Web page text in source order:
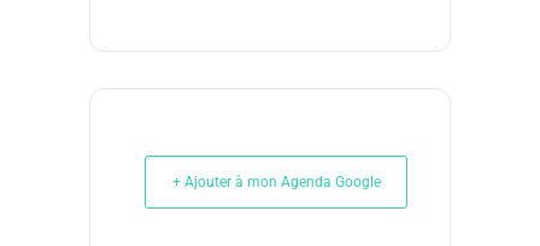
+ Ajouter à mon Agenda Google